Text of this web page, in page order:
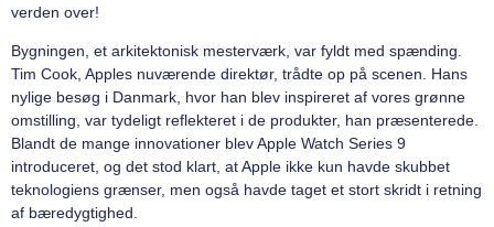
verden over!
Bygningen, et arkitektonisk mesterværk, var fyldt med spænding.
Tim Cook, Apples nuværende direktør, trådte op på scenen. Hans
nylige besøg i Danmark, hvor han blev inspireret af vores grønne
omstilling, var tydeligt reflekteret i de produkter, han præsenterede.
Blandt de mange innovationer blev Apple Watch Series 9
introduceret, og det stod klart, at Apple ikke kun havde skubbet
teknologiens grænser, men også havde taget et stort skridt i retning
af bæredygtighed.